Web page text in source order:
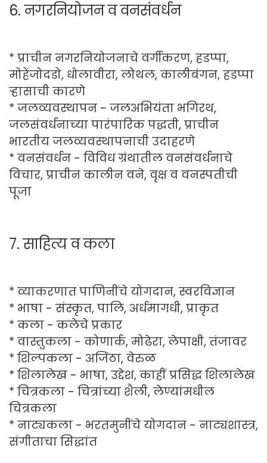
6. नगरनियोजन व वनसंवर्धन
* प्राचीन नगरनियोजनाचे वर्गीकरण, हडप्पा,
मोहेंजोदडो, धोलावीरा, लोथल, कालीबंगन, हडप्पा
ऱ्हासाची कारणे
* जलव्यवस्थापन - जलअभियंता भगिरथ,
जलसंवर्धनाच्या पारंपारिक पद्धती, प्राचीन
भारतीय जलव्यवस्थापनाची उदाहरणे
* वनसंवर्धन - विविध ग्रंथातील वनसंवर्धनाचे
विचार, प्राचीन कालीन वने, वृक्ष व वनस्पतीची
पूजा
7. साहित्य व कला
* व्याकरणात पाणिनींचे योगदान, स्वरविज्ञान
* भाषा - संस्कृत, पालि, अर्धमागधी, प्राकृत
* कला - कलेचे प्रकार
* वास्तुकला - कोणार्क, मोढेरा, लेपाक्षी, तंजावर
* शिल्पकला - अजिंठा, वेरुळ
* शिलालेख - भाषा, उद्देश, काहीं प्रसिद्ध शिलालेख
* चित्रकला - चित्रांच्या शैली, लेण्यांमधील
चित्रकला
* नाट्यकला - भरतमुनींचे योगदान - नाट्यशास्त्र,
संगीताचा सिद्धांत